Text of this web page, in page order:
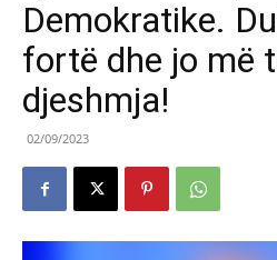
Demokratike.
fortë dhe jo më
djeshmja!
02/09/2023